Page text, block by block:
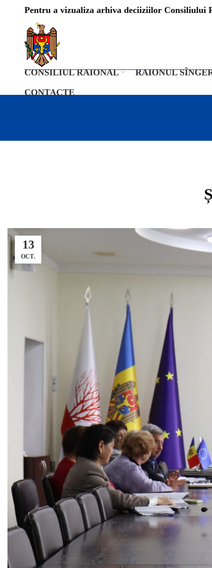
Pentru a vizualiza arhiva deciiziilor Consiliului
CONSILIUL RAIONAL RAIONUL
CONTACTE
13
OCT.